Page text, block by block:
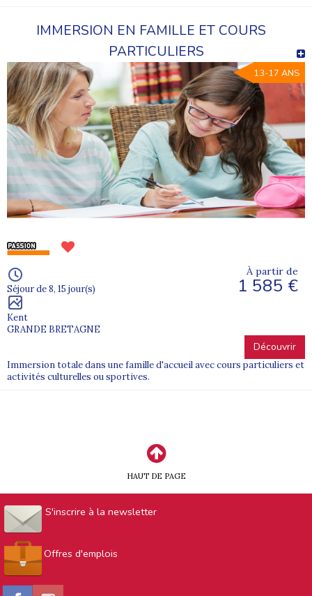
IMMERSION EN FAMILLE ET COURS
PARTICULIERS
13-17 ANS
Séjour de 8, 15 jour(s)
Kent
GRANDE BRETAGNE
À partir de
1 585 €
Découvrir
Immersion totale dans une famille d'accueil avec cours particuliers et
activités culturelles ou sportives.
HAUT DE PAGE
S'inscrire à la newsletter
Offres d'emplois